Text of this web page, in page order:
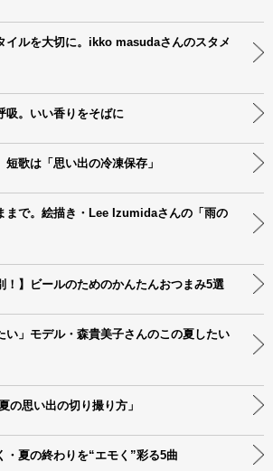
イルを大切に。ikko masudaさんのスタメ
吸。いい香りをそばに
歌は「思い出の冷凍保存」
まで。絵描き・Lee Izumidaさんの「雨の
！】ビールのためのかんたんおつまみ5選
い」モデル・森貴美子さんのこの夏したい
の思い出の切り撮り方」
・夏の終わりを“エモく”彩る5曲